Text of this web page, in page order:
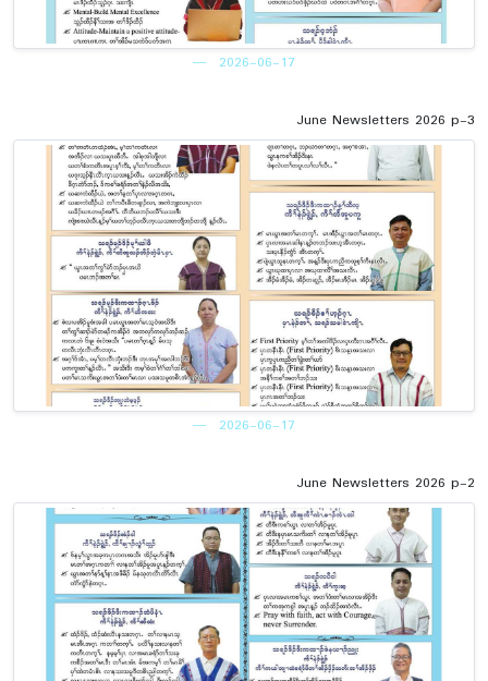
2026-06-17
June Newsletters 2026 p-3
2026-06-17
June Newsletters 2026 p-2